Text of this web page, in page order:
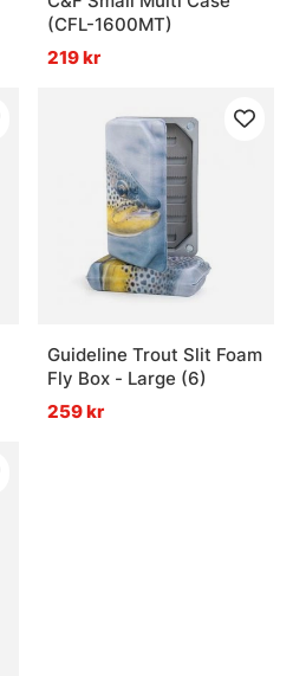
(CFL-1600MT)
219 kr
Guideline Trout Slit Foam
Fly Box - Large (6)
259 kr